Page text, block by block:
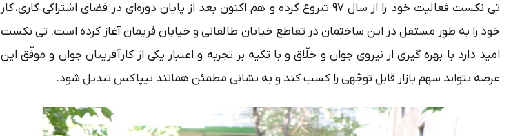
تی نکست فعالیت خود را از سال ۹۷ شروع کرده و هم اکنون بعد از پایان دوره‌ای در فضای اشتراکی کاری، کار
خود را به طور مستقل در این ساختمان در تقاطع خیابان طالقانی و خیابان فریمان آغاز کرده است. تی نکست
امید دارد با بهره گیری از نیروی جوان و خلّاق و با تکیه بر تجربه و اعتبار یکی از کارآفرینان جوان و موفّق این
عرصه بتواند سهم بازار قابل توجّهی را کسب کند و به نشانی مطمئن همانند تیپاکس تبدیل شود.